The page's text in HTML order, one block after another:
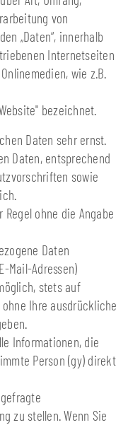
von
„Daten“, innerhalb
Internetseiten
wie z.B.
bezeichnet.
Daten sehr ernst.
Daten, entsprechend
sowie
ohne die Angabe
Daten
Mail-Adressen)
stets auf
Ihre ausdrückliche
Informationen, die
Person (gy) direkt
zu stellen. Wenn Sie